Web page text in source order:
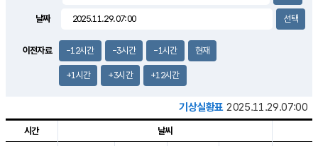
2.1m/s
날짜
이전자료 -12시간 -3시간 -1시간 현재
+1시간 +3시간 +12시간
기상실황표 2025.11.29.07:00
시간 날씨